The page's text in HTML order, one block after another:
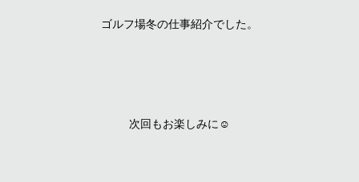
ゴルフ場冬の仕事紹介でした。
次回もお楽しみに☺